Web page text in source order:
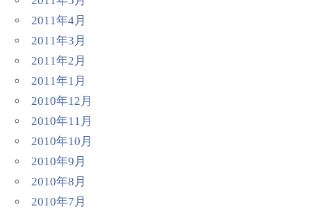
2011年4月
2011年3月
2011年2月
2011年1月
2010年12月
2010年11月
2010年10月
2010年9月
2010年8月
2010年7月